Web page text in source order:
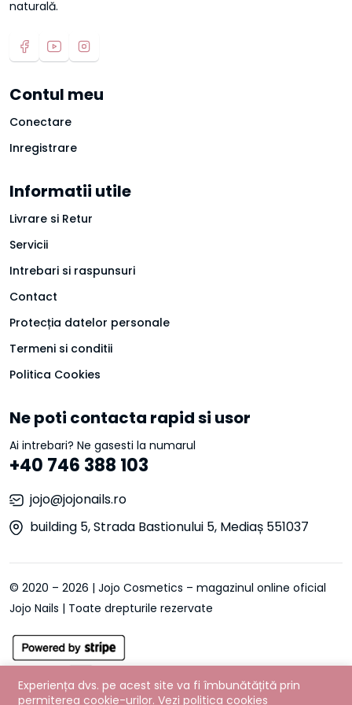
naturală.
Contul meu
Conectare
Inregistrare
Informatii utile
Livrare si Retur
Servicii
Intrebari si raspunsuri
Contact
Protecția datelor personale
Termeni si conditii
Politica Cookies
Ne poti contacta rapid si usor
Ai intrebari? Ne gasesti la numarul
+40 746 388 103
jojo@jojonails.ro
building 5, Strada Bastionului 5, Mediaș 551037
© 2020 – 2026 | Jojo Cosmetics – magazinul online oficial
Jojo Nails | Toate drepturile rezervate
Experiența dvs. pe acest site va fi îmbunătățită prin
permiterea cookie-urilor. Vezi politica cookies